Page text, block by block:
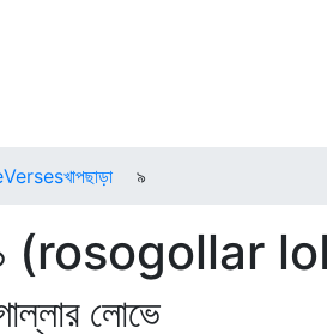
Versesখাপছাড়া ৯
লোভে